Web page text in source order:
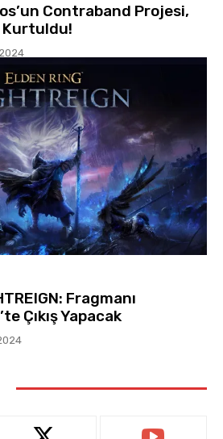
Contraband Projesi,
Fragmanı
Çıkış Yapacak